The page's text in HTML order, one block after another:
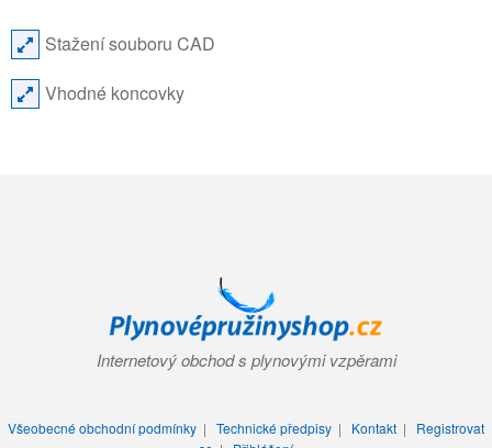
Stažení souboru CAD
Vhodné koncovky
Internetový obchod s plynovými vzpěrami
Všeobecné obchodní podmínky | Technické předpisy | Kontakt | Registrovat